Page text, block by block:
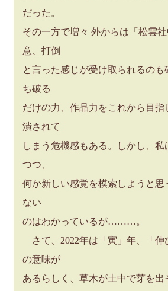
だった。
その一方で増々 外からは「松雲
意、打倒
と言った感じが受け取られるの
ち破る
だけの力、作品力をこれから目指
潰されて
しまう危機感もある。しかし、私
つつ、
何か新しい感覚を模索しようと思
ない
のはわかっているが………。
さて、2022年は「寅」年、「伸
の意味が
あるらしく、草木が土中で芽を出